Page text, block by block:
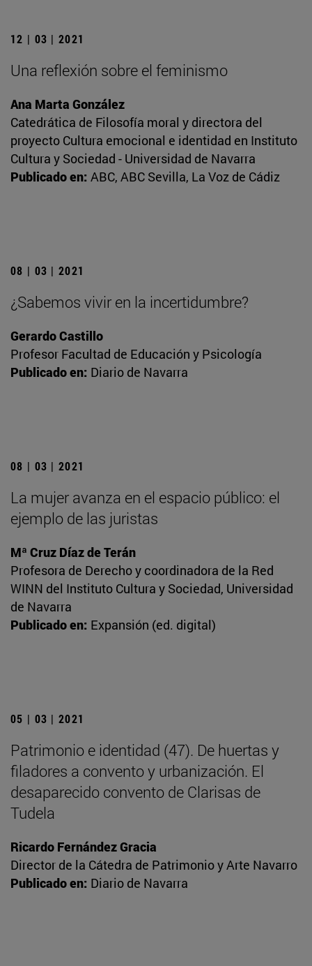
12 | 03 | 2021
Una reflexión sobre el feminismo
Ana Marta González
Catedrática de Filosofía moral y directora del
proyecto Cultura emocional e identidad en Instituto
Cultura y Sociedad - Universidad de Navarra
Publicado en: ABC, ABC Sevilla, La Voz de Cádiz
08 | 03 | 2021
¿Sabemos vivir en la incertidumbre?
Gerardo Castillo
Profesor Facultad de Educación y Psicología
Publicado en: Diario de Navarra
08 | 03 | 2021
La mujer avanza en el espacio público: el
ejemplo de las juristas
Mª Cruz Díaz de Terán
Profesora de Derecho y coordinadora de la Red
WINN del Instituto Cultura y Sociedad, Universidad
de Navarra
Publicado en: Expansión (ed. digital)
05 | 03 | 2021
Patrimonio e identidad (47). De huertas y
filadores a convento y urbanización. El
desaparecido convento de Clarisas de
Tudela
Ricardo Fernández Gracia
Director de la Cátedra de Patrimonio y Arte Navarro
Publicado en: Diario de Navarra